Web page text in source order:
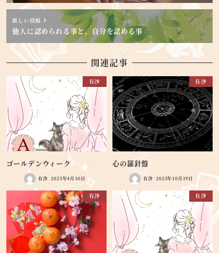
新しい投稿
他人に認められる事と、自分を認める事
関連記事
有沙
ゴールデンウィーク
有沙 2025年4月30日
有沙
心の羅針盤
有沙 2025年10月19日
有沙 有沙